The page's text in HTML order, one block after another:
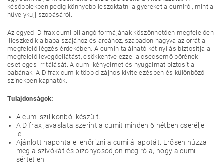
későbbiekben pedig könnyebb leszoktatni a gyereket a cumiról, mint a
hüvelykujj szopásáról.
Az egyedi Difrax cumi pillangó formájának köszönhetően megfelelően
illeszkedik a baba szájához és arcához, szabadon hagyva az orrát a
megfelelő légzés érdekében. A cumin található két nyílás biztosítja a
megfelelő levegőellátást, csökkentve ezzel a csecsemő bőrének
esetleges irritálását. A cumi kényelmet és nyugalmat biztosít a
babának. A Difrax cumik több dizájnos kivitelezésben és különböző
színekben kaphatók.
Tulajdonságok:
A cumi szilikonból készült.
A Difrax javaslata szerint a cumit minden 6 hétben cserélje
le.
Ajánlott naponta ellenőrizni a cumi állapotát. Erősen húzza
meg a szívókát és bizonyosodjon meg róla, hogy a cumi
sértetlen